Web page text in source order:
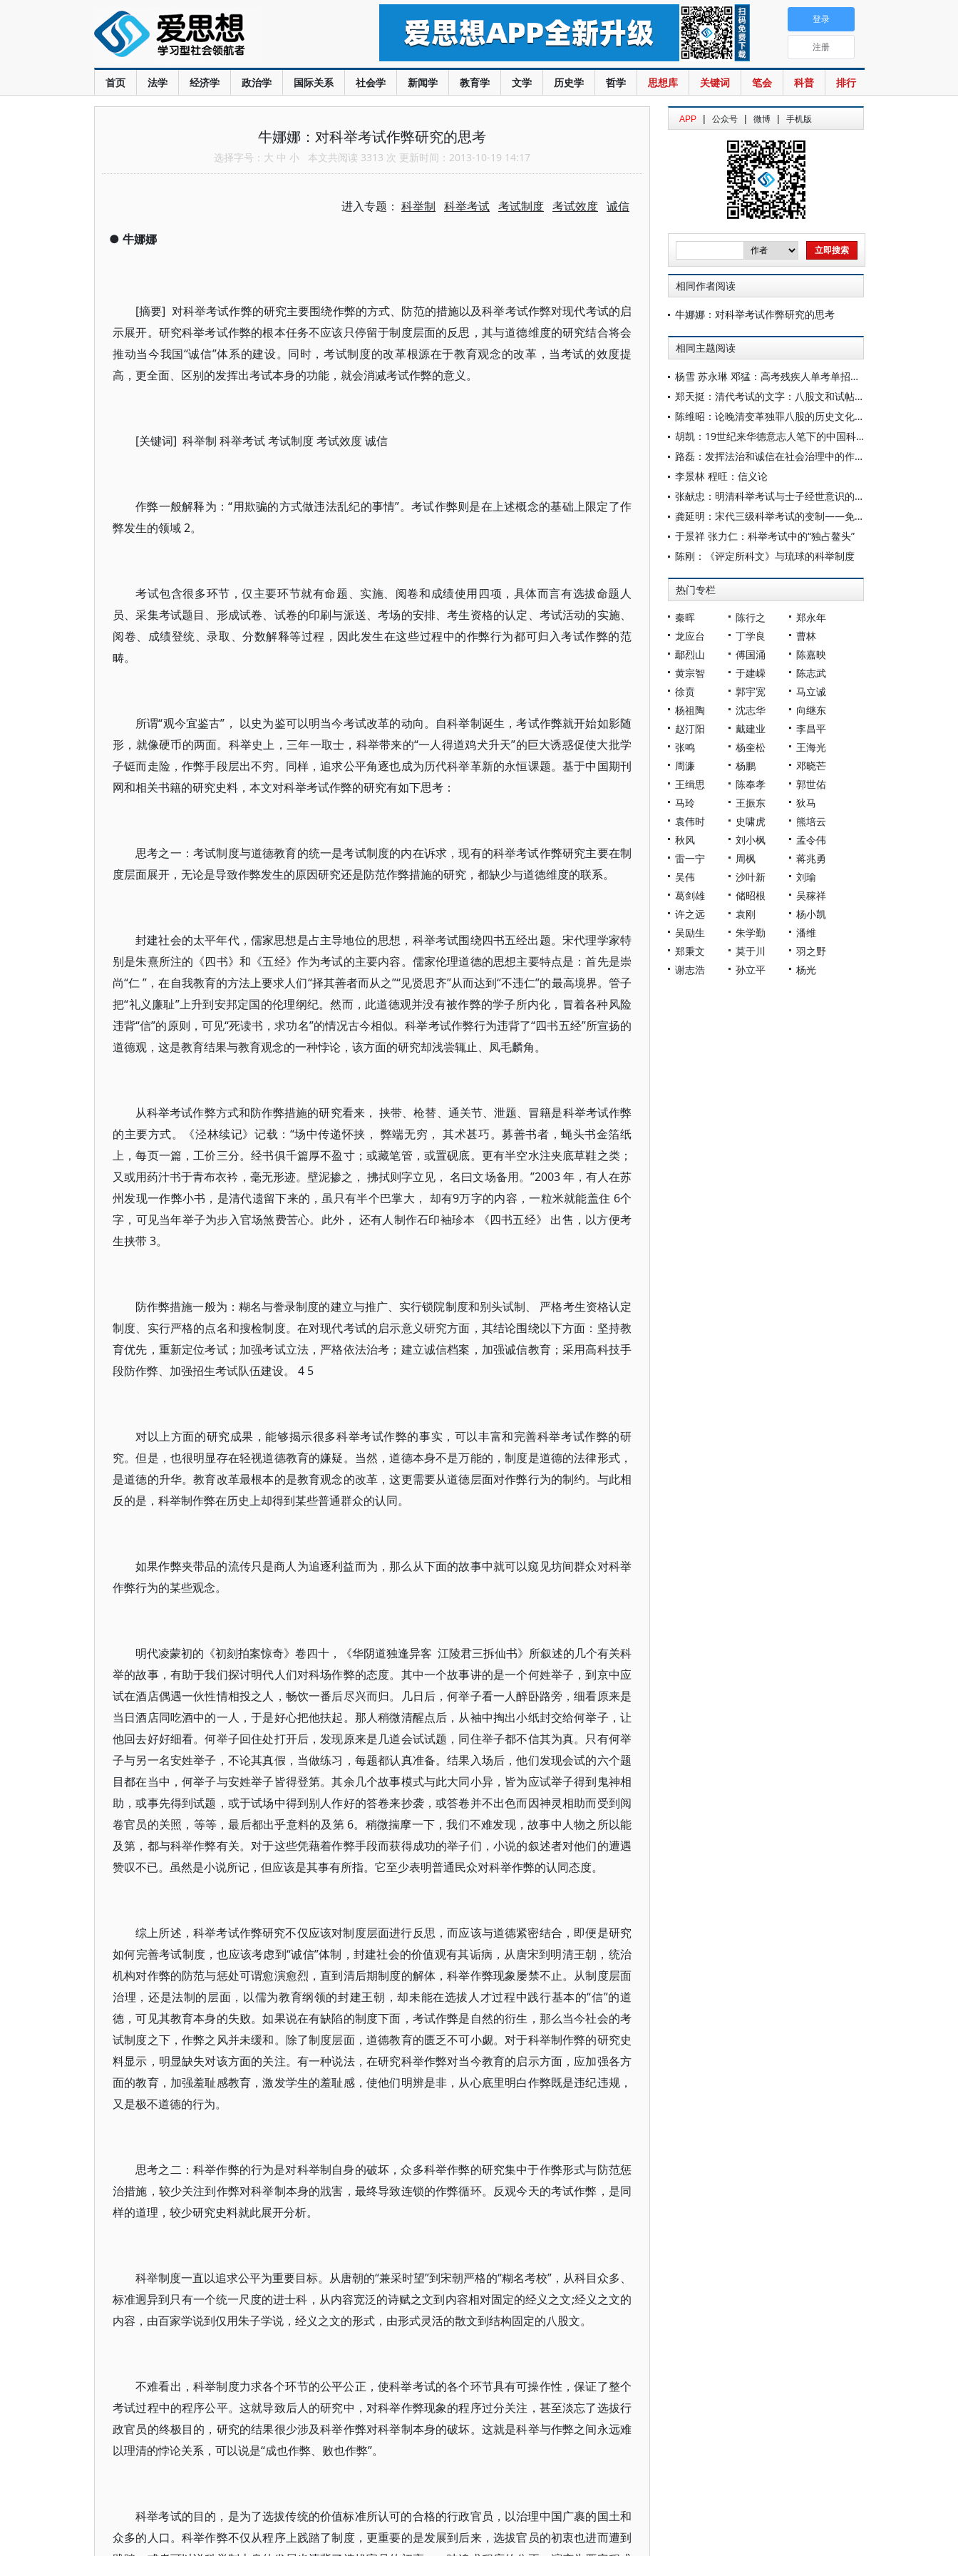
首页 法学 经济学 政治学 国际关系 社会学 新闻学 教育学 文学 历史学 哲学 思想库 关键词 笔会 科普 排行
登录
注册
牛娜娜：对科举考试作弊研究的思考
选择字号： 大 中 小 本文共阅读 3313 次 更新时间：2013-10-19 14:17
进入专题： 科举制 科举考试 考试制度 考试效度 诚信
● 牛娜娜
[摘要] 对科举考试作弊的研究主要围绕作弊的方式、防范的措施以及科举考试作弊对现代考试的启
示展开。研究科举考试作弊的根本任务不应该只停留于制度层面的反思，其与道德维度的研究结合将会
推动当今我国“诚信”体系的建设。同时，考试制度的改革根源在于教育观念的改革，当考试的效度提
高，更全面、区别的发挥出考试本身的功能，就会消减考试作弊的意义。
[关键词] 科举制 科举考试 考试制度 考试效度 诚信
作弊一般解释为：“用欺骗的方式做违法乱纪的事情”。考试作弊则是在上述概念的基础上限定了作
弊发生的领域 2。
考试包含很多环节，仅主要环节就有命题、实施、阅卷和成绩使用四项，具体而言有选拔命题人
员、采集考试题目、形成试卷、试卷的印刷与派送、考场的安排、考生资格的认定、考试活动的实施、
阅卷、成绩登统、录取、分数解释等过程，因此发生在这些过程中的作弊行为都可归入考试作弊的范
畴。
所谓“观今宜鉴古”， 以史为鉴可以明当今考试改革的动向。自科举制诞生，考试作弊就开始如影随
形，就像硬币的两面。科举史上，三年一取士，科举带来的“一人得道鸡犬升天”的巨大诱惑促使大批学
子铤而走险，作弊手段层出不穷。同样，追求公平角逐也成为历代科举革新的永恒课题。基于中国期刊
网和相关书籍的研究史料，本文对科举考试作弊的研究有如下思考：
思考之一：考试制度与道德教育的统一是考试制度的内在诉求，现有的科举考试作弊研究主要在制
度层面展开，无论是导致作弊发生的原因研究还是防范作弊措施的研究，都缺少与道德维度的联系。
封建社会的太平年代，儒家思想是占主导地位的思想，科举考试围绕四书五经出题。宋代理学家特
别是朱熹所注的《四书》和《五经》作为考试的主要内容。儒家伦理道德的思想主要特点是：首先是崇
尚“仁 ”，在自我教育的方法上要求人们“择其善者而从之”“见贤思齐”从而达到“不违仁”的最高境界。管子
把“礼义廉耻”上升到安邦定国的伦理纲纪。然而，此道德观并没有被作弊的学子所内化，冒着各种风险
违背“信”的原则，可见“死读书，求功名”的情况古今相似。科举考试作弊行为违背了“四书五经”所宣扬的
道德观，这是教育结果与教育观念的一种悖论，该方面的研究却浅尝辄止、凤毛麟角。
从科举考试作弊方式和防作弊措施的研究看来， 挟带、枪替、通关节、泄题、冒籍是科举考试作弊
的主要方式。《泾林续记》记载：“场中传递怀挟， 弊端无穷， 其术甚巧。募善书者，蝇头书金箔纸
上，每页一篇，工价三分。经书俱千篇厚不盈寸；或藏笔管，或置砚底。更有半空水注夹底草鞋之类；
又或用药汁书于青布衣衿，毫无形迹。壁泥掺之， 拂拭则字立见， 名曰文场备用。”2003 年，有人在苏
州发现一作弊小书，是清代遗留下来的，虽只有半个巴掌大， 却有9万字的内容，一粒米就能盖住 6个
字，可见当年举子为步入官场煞费苦心。此外， 还有人制作石印袖珍本 《四书五经》 出售，以方便考
生挟带 3。
防作弊措施一般为：糊名与誊录制度的建立与推广、实行锁院制度和别头试制、 严格考生资格认定
制度、实行严格的点名和搜检制度。在对现代考试的启示意义研究方面，其结论围绕以下方面：坚持教
育优先，重新定位考试；加强考试立法，严格依法治考；建立诚信档案，加强诚信教育；采用高科技手
段防作弊、加强招生考试队伍建设。 4 5
对以上方面的研究成果，能够揭示很多科举考试作弊的事实，可以丰富和完善科举考试作弊的研
究。但是，也很明显存在轻视道德教育的嫌疑。当然，道德本身不是万能的，制度是道德的法律形式，
是道德的升华。教育改革最根本的是教育观念的改革，这更需要从道德层面对作弊行为的制约。与此相
反的是，科举制作弊在历史上却得到某些普通群众的认同。
如果作弊夹带品的流传只是商人为追逐利益而为，那么从下面的故事中就可以窥见坊间群众对科举
作弊行为的某些观念。
明代凌蒙初的《初刻拍案惊奇》卷四十，《华阴道独逢异客 江陵君三拆仙书》所叙述的几个有关科
举的故事，有助于我们探讨明代人们对科场作弊的态度。其中一个故事讲的是一个何姓举子，到京中应
试在酒店偶遇一伙性情相投之人，畅饮一番后尽兴而归。几日后，何举子看一人醉卧路旁，细看原来是
当日酒店同吃酒中的一人，于是好心把他扶起。那人稍微清醒点后，从袖中掏出小纸封交给何举子，让
他回去好好细看。何举子回住处打开后，发现原来是几道会试试题，同住举子都不信其为真。只有何举
子与另一名安姓举子，不论其真假，当做练习，每题都认真准备。结果入场后，他们发现会试的六个题
目都在当中，何举子与安姓举子皆得登第。其余几个故事模式与此大同小异，皆为应试举子得到鬼神相
助，或事先得到试题，或于试场中得到别人作好的答卷来抄袭，或答卷并不出色而因神灵相助而受到阅
卷官员的关照，等等，最后都出乎意料的及第 6。稍微揣摩一下，我们不难发现，故事中人物之所以能
及第，都与科举作弊有关。对于这些凭藉着作弊手段而获得成功的举子们，小说的叙述者对他们的遭遇
赞叹不已。虽然是小说所记，但应该是其事有所指。它至少表明普通民众对科举作弊的认同态度。
综上所述，科举考试作弊研究不仅应该对制度层面进行反思，而应该与道德紧密结合，即便是研究
如何完善考试制度，也应该考虑到“诚信”体制，封建社会的价值观有其诟病，从唐宋到明清王朝，统治
机构对作弊的防范与惩处可谓愈演愈烈，直到清后期制度的解体，科举作弊现象屡禁不止。从制度层面
治理，还是法制的层面，以儒为教育纲领的封建王朝，却未能在选拔人才过程中践行基本的“信”的道
德，可见其教育本身的失败。如果说在有缺陷的制度下面，考试作弊是自然的衍生，那么当今社会的考
试制度之下，作弊之风并未缓和。除了制度层面，道德教育的匮乏不可小觑。对于科举制作弊的研究史
料显示，明显缺失对该方面的关注。有一种说法，在研究科举作弊对当今教育的启示方面，应加强各方
面的教育，加强羞耻感教育，激发学生的羞耻感，使他们明辨是非，从心底里明白作弊既是违纪违规，
又是极不道德的行为。
思考之二：科举作弊的行为是对科举制自身的破坏，众多科举作弊的研究集中于作弊形式与防范惩
治措施，较少关注到作弊对科举制本身的戕害，最终导致连锁的作弊循环。反观今天的考试作弊，是同
样的道理，较少研究史料就此展开分析。
科举制度一直以追求公平为重要目标。从唐朝的“兼采时望”到宋朝严格的“糊名考校”，从科目众多、
标准迥异到只有一个统一尺度的进士科，从内容宽泛的诗赋之文到内容相对固定的经义之文;经义之文的
内容，由百家学说到仅用朱子学说，经义之文的形式，由形式灵活的散文到结构固定的八股文。
不难看出，科举制度力求各个环节的公平公正，使科举考试的各个环节具有可操作性，保证了整个
考试过程中的程序公平。这就导致后人的研究中，对科举作弊现象的程序过分关注，甚至淡忘了选拔行
政官员的终极目的，研究的结果很少涉及科举作弊对科举制本身的破坏。这就是科举与作弊之间永远难
以理清的悖论关系，可以说是“成也作弊、败也作弊”。
科举考试的目的，是为了选拔传统的价值标准所认可的合格的行政官员，以治理中国广裹的国土和
众多的人口。科举作弊不仅从程序上践踏了制度，更重要的是发展到后来，选拔官员的初衷也进而遭到
APP | 公众号 | 微博 | 手机版
相同作者阅读
牛娜娜：对科举考试作弊研究的思考
相同主题阅读
杨雪 苏永琳 邓猛：高考残疾人单考单招制度的历史沿革、问题检视与改革方向
郑天挺：清代考试的文字：八股文和试帖诗
陈维昭：论晚清变革独罪八股的历史文化原因
胡凯：19世纪来华德意志人笔下的中国科举制
路磊：发挥法治和诚信在社会治理中的作用
李景林 程旺：信义论
张献忠：明清科举考试与士子经世意识的培养
龚延明：宋代三级科举考试的变制——免解、免省、免殿试
于景祥 张力仁：科举考试中的“独占鳌头”
陈刚：《评定所科文》与琉球的科举制度
热门专栏
秦晖 陈行之
郑永年
龙应台
丁学良
曹林
鄢烈山
傅国涌
陈嘉映
黄宗智
于建嵘
陈志武
徐贲
郭宇宽
马立诚
杨祖陶
沈志华
向继东
赵汀阳
戴建业
李昌平
张鸣
杨奎松
王海光
周濂
杨鹏
邓晓芒
王缉思
陈奉孝
郭世佑
马玲
王振东
狄马
袁伟时
史啸虎
熊培云
秋风
刘小枫
孟令伟
雷一宁
周枫
蒋兆勇
吴伟
沙叶新
刘瑜
葛剑雄
储昭根
吴稼祥
许之远
袁刚
杨小凯
吴励生
朱学勤
潘维
郑秉文
莫于川
羽之野
谢志浩
孙立平 杨光